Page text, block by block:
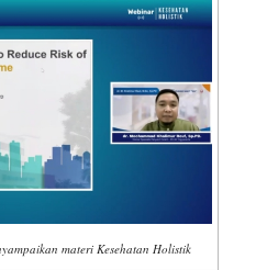
materi Kesehatan Holistik